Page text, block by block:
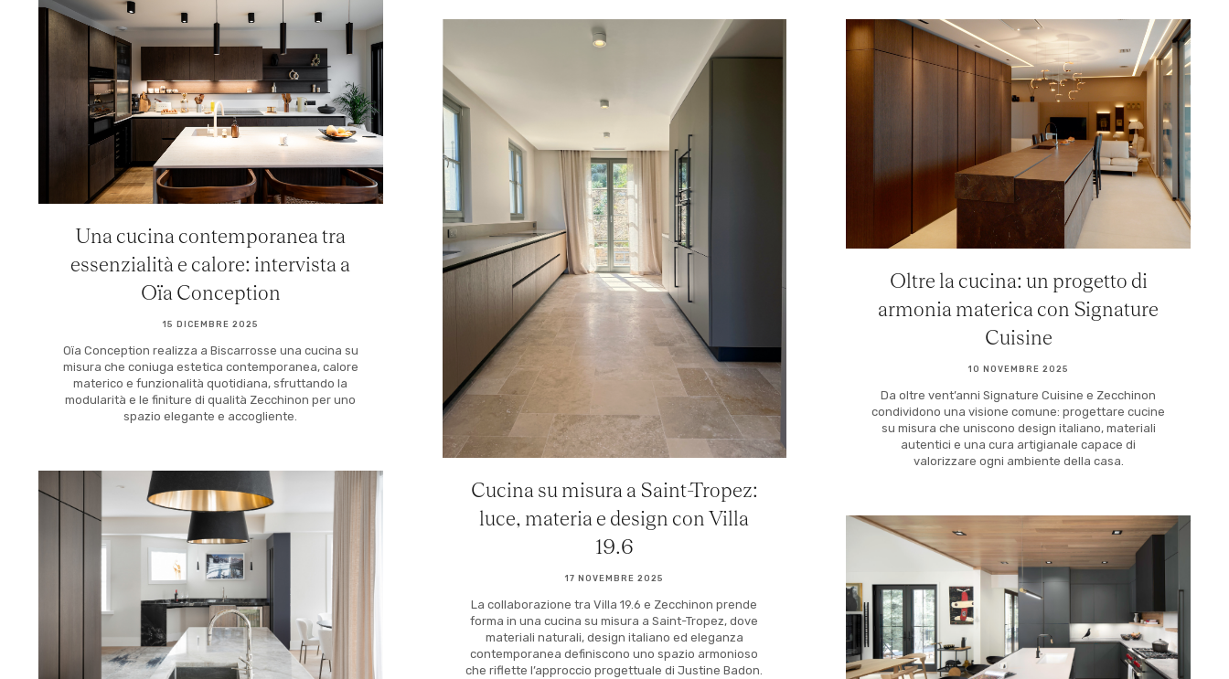
Una cucina contemporanea tra
essenzialità e calore: intervista a
Oïa Conception
15 DICEMBRE 2025
Oïa Conception realizza a Biscarrosse una cucina su
misura che coniuga estetica contemporanea, calore
materico e funzionalità quotidiana, sfruttando la
modularità e le finiture di qualità Zecchinon per uno
spazio elegante e accogliente.
Cucina su misura a Saint-Tropez:
luce, materia e design con Villa
19.6
17 NOVEMBRE 2025
La collaborazione tra Villa 19.6 e Zecchinon prende
forma in una cucina su misura a Saint-Tropez, dove
materiali naturali, design italiano ed eleganza
contemporanea definiscono uno spazio armonioso
che riflette l’approccio progettuale di Justine Badon.
Oltre la cucina: un progetto di
armonia materica con Signature
Cuisine
10 NOVEMBRE 2025
Da oltre vent’anni Signature Cuisine e Zecchinon
condividono una visione comune: progettare cucine
su misura che uniscono design italiano, materiali
autentici e una cura artigianale capace di
valorizzare ogni ambiente della casa.